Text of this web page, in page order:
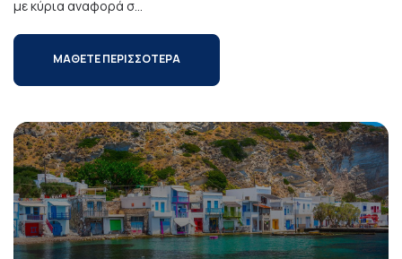
με κύρια αναφορά σ...
ΜΑΘΕΤΕ ΠΕΡΙΣΣΟΤΕΡΑ